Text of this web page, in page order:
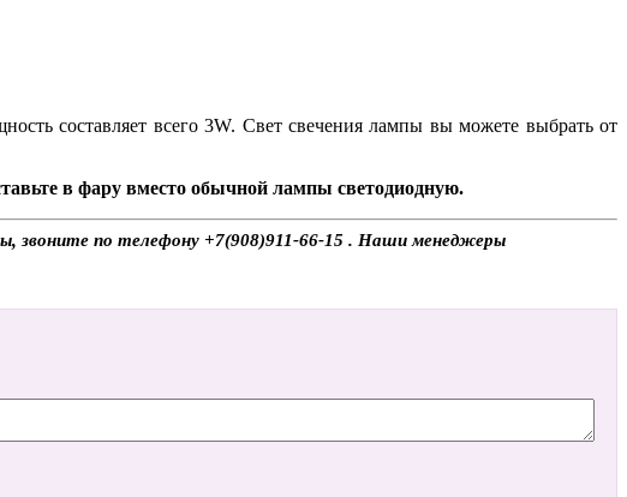
составляет всего 3W. Свет свечения лампы вы можете выбрать от
в фару вместо обычной лампы светодиодную.
звоните по телефону +7(908)911-66-15 . Наши менеджеры